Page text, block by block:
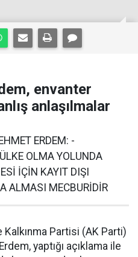
envanter
anlaşılmalar
ERDEM: -
OLMA YOLUNDA
İÇİN KAYIT DIŞI
ALMASI MECBURİDİR
Partisi (AK Parti)
yaptığı açıklama ile